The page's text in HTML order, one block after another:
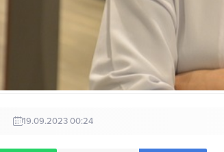
19.09.2023 00:24